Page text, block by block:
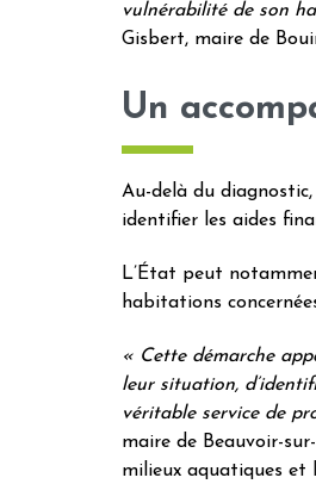
vulnérabilité de son
Gisbert, maire de
Un
Au-delà du
identifier les aides
L’État peut
habitations
« Cette démarche
leur situation,
véritable service de
maire de Beauvoir-
milieux aquatiques et